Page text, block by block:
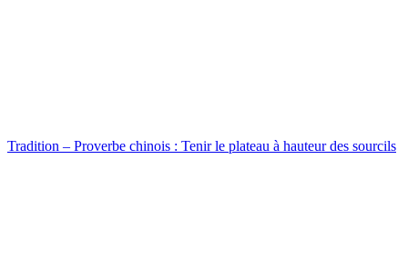
Tradition – Proverbe chinois : Tenir le plateau à hauteur des sourcils